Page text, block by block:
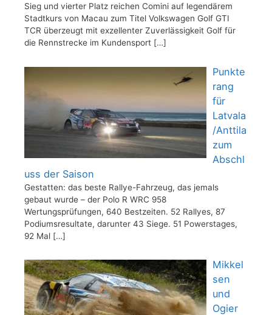
Sieg und vierter Platz reichen Comini auf legendärem
Stadtkurs von Macau zum Titel Volkswagen Golf GTI
TCR überzeugt mit exzellenter Zuverlässigkeit Golf für
die Rennstrecke im Kundensport […]
Punkte
rang
für
Latvala
/Anttila
zum
Abschl
uss der Saison
Gestatten: das beste Rallye-Fahrzeug, das jemals
gebaut wurde – der Polo R WRC 958
Wertungsprüfungen, 640 Bestzeiten. 52 Rallyes, 87
Podiumsresultate, darunter 43 Siege. 51 Powerstages,
92 Mal […]
Mikkel
sen
und
Ogier